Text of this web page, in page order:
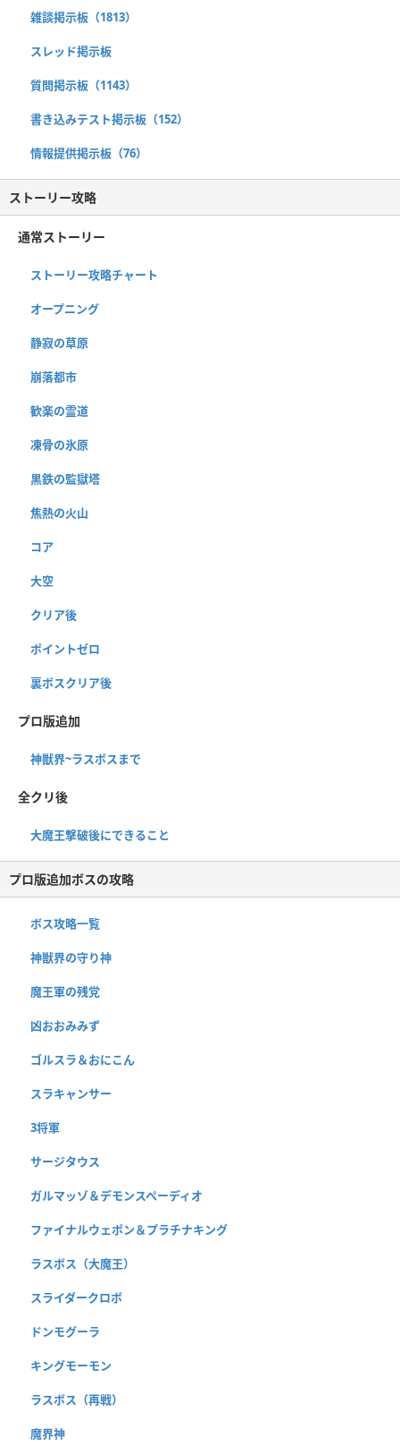
雑談掲示板（1813）
スレッド掲示板
質問掲示板（1143）
書き込みテスト掲示板（152）
情報提供掲示板（76）
ストーリー攻略
通常ストーリー
ストーリー攻略チャート
オープニング
静寂の草原
崩落都市
歓楽の霊道
凍骨の氷原
黒鉄の監獄塔
焦熱の火山
コア
大空
クリア後
ポイントゼロ
裏ボスクリア後
プロ版追加
神獣界~ラスボスまで
全クリ後
大魔王撃破後にできること
プロ版追加ボスの攻略
ボス攻略一覧
神獣界の守り神
魔王軍の残党
凶おおみみず
ゴルスラ＆おにこん
スラキャンサー
3将軍
サージタウス
ガルマッゾ＆デモンスペーディオ
ファイナルウェポン＆プラチナキング
ラスボス（大魔王）
スライダークロボ
ドンモグーラ
キングモーモン
ラスボス（再戦）
魔界神